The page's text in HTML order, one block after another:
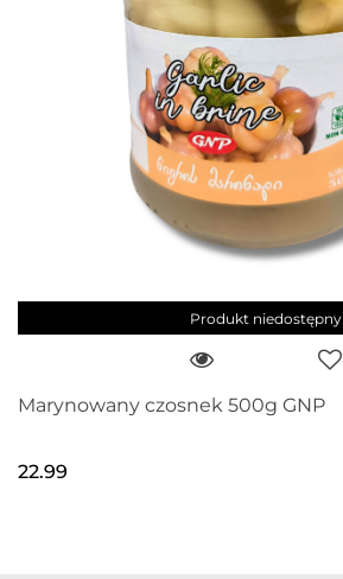
Produkt niedostępny
Marynowany czosnek 500g GNP
22.99